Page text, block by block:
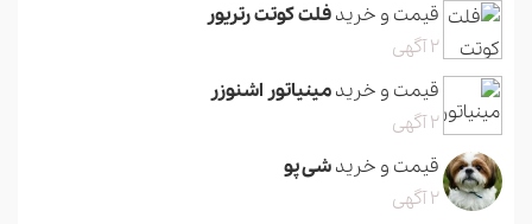
قیمت و خریدفلت کوتت رتریور
2 آگهی
قیمت و خریدمینیاتور اشنوزر
2 آگهی
قیمت و خریدشی پو
2 آگهی